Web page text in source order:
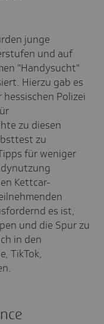
junge
und auf
"Handysucht"
Hierzu gab es
Polizei
zu diesen
zu
für weniger
Kettcar-
es ist,
und die Spur zu
in den
TikTok,